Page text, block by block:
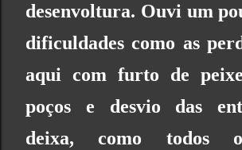
desenvoltura. Ouvi um
dificuldades como as
aqui com furto de
poços e desvio das
deixa, como todos